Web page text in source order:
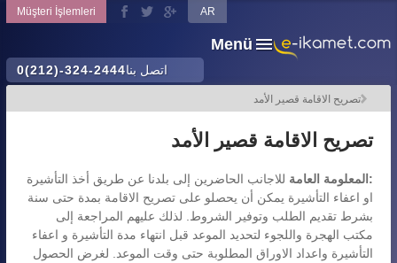
Menü
اتصل بنا0(212)-324-2444
AR
Müşteri İşlemleri
تصريح الاقامة قصير الأمد
تصريح الاقامة قصير الأمد
:المعلومة العامة للاجانب الحاضرين إلى بلدنا عن طريق أخذ التأشيرة
او اعفاء التأشيرة يمكن أن يحصلو على تصريح الاقامة بمدة حتى سنة
بشرط تقديم الطلب وتوفير الشروط. لذلك عليهم المراجعة إلى
مكتب الهجرة واللجوء لتحديد الموعد قبل انتهاء مدة التأشيرة و اعفاء
التأشيرة واعداد الاوراق المطلوبة حتى وقت الموعد. لغرض الحصول